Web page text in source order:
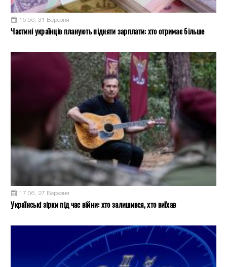
15:56, 31 Березня
Частині українців планують підняти зарплати: хто отримає більше
17:06, 27 Березня
Українські зірки під час війни: хто залишився, хто виїхав